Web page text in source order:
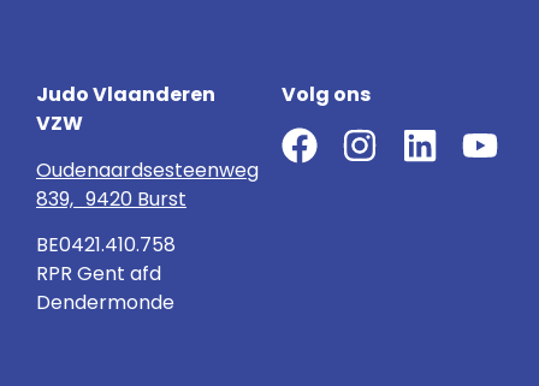
Judo Vlaanderen
VZW
Oudenaardsesteenweg
839, 9420 Burst
BE0421.410.758
RPR Gent afd
Dendermonde
Volg ons